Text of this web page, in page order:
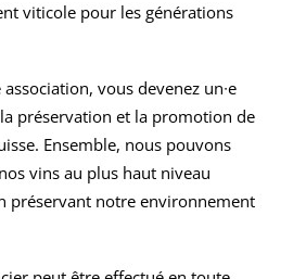
viticole pour les générations
vous devenez un∙e
la préservation et la promotion de
Ensemble, nous pouvons
vins au plus haut niveau
préservant notre environnement